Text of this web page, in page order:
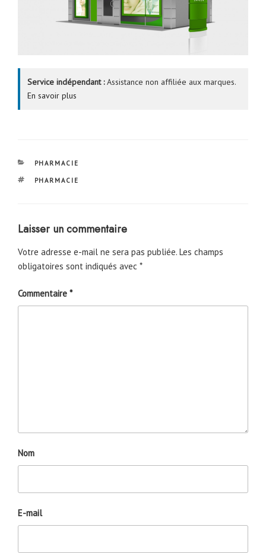
Service indépendant :Assistance non affiliée aux marques.
En savoir plus
CATÉGORIES
PHARMACIE
ÉTIQUETTES
PHARMACIE
Laisser un commentaire
Votre adresse e-mail ne sera pas publiée. Les champs
obligatoires sont indiqués avec *
Commentaire *
Nom
E-mail